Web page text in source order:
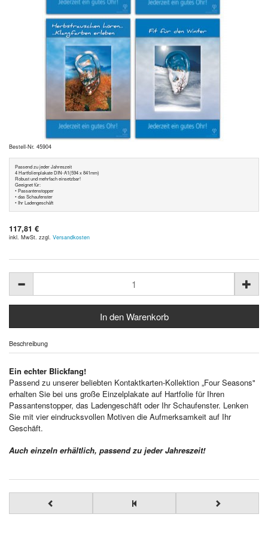
Bestell-Nr. 45904
Passend zu jeder Jahreszeit
4 Hartfolienplakate DIN-A1(594 x 841mm)
Robust und mehrfach einsetzbar!
Geeignet für:
• Passantenstopper
• das Schaufenster
• Ihr Ladengeschäft
117,81 €
inkl. MwSt. zzgl. Versandkosten
Beschreibung
Ein echter Blickfang!
Passend zu unserer beliebten Kontaktkarten-Kollektion „Four Seasons"
erhalten Sie bei uns große Einzelplakate auf Hartfolie für Ihren
Passantenstopper, das Ladengeschäft oder Ihr Schaufenster. Lenken
Sie mit vier eindrucksvollen Motiven die Aufmerksamkeit auf Ihr
Geschäft.
Auch einzeln erhältlich, passend zu jeder Jahreszeit!